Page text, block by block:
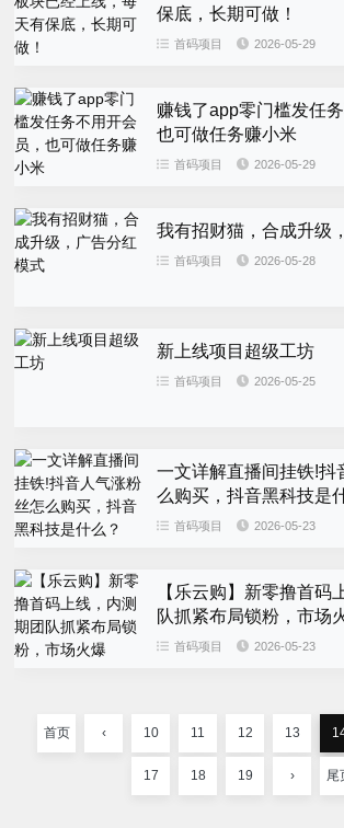
保底，长期可做！
首码项目 2026-05-29
赚钱了app零门槛发任
也可做任务赚小米
首码项目 2026-05-29
我有招财猫，合成升级
首码项目 2026-05-28
新上线项目超级工坊
首码项目 2026-05-25
一文详解直播间挂铁!抖
么购买，抖音黑科技是
首码项目 2026-05-23
【乐云购】新零撸首码
队抓紧布局锁粉，市场
首码项目 2026-05-23
首页 ‹ 10 11 12 13
17 18 19 › 尾